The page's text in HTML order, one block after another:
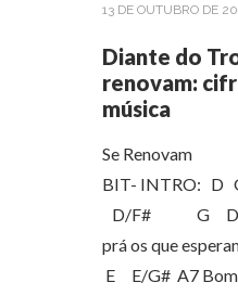
13 DE OUTUBRO DE
Diante do
renovam:
música
Se
BIT-
D/F# G D/F#
prá os que
E E/G# A7 Bom